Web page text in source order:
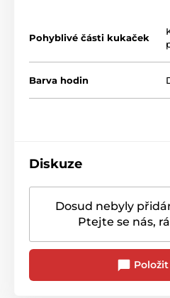
Pohyblivé části kukaček
Barva hodin
Diskuze
Dosud nebyly
Ptejte se nás,